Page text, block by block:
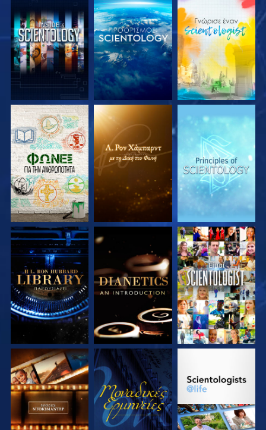
ΕΞΕΡΕΥΝΗΣΤΕ ΤΗ
ΣΕΙΡΑ
ΕΞΕΡΕΥΝΗΣΤΕ ΤΗ
ΣΕΙΡΑ
ΕΞΕΡΕΥΝΗΣΤΕ ΤΗ
ΣΕΙΡΑ
ΕΞΕΡΕΥΝΗΣΤΕ ΤΗ
ΣΕΙΡΑ
ΕΞΕΡΕΥΝΗΣΤΕ ΤΗ
ΣΕΙΡΑ
ΠΑΡΑΚΟΛΟΥΘΗΣΤΕ
ΕΞΕΡΕΥΝΗΣΤΕ ΤΗ
ΣΕΙΡΑ
ΠΑΡΑΚΟΛΟΥΘΗΣΤΕ
ΕΞΕΡΕΥΝΗΣΤΕ ΤΗ